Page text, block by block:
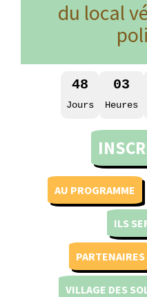
du local
48
Jours
03
Heures
AU PROGRAMME
ILS
PARTENAIRES
VILLAGE DES